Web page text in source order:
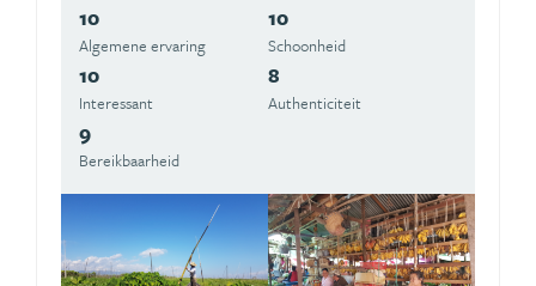
10
Algemene ervaring
10
Schoonheid
10
Interessant
8
Authenticiteit
9
Bereikbaarheid